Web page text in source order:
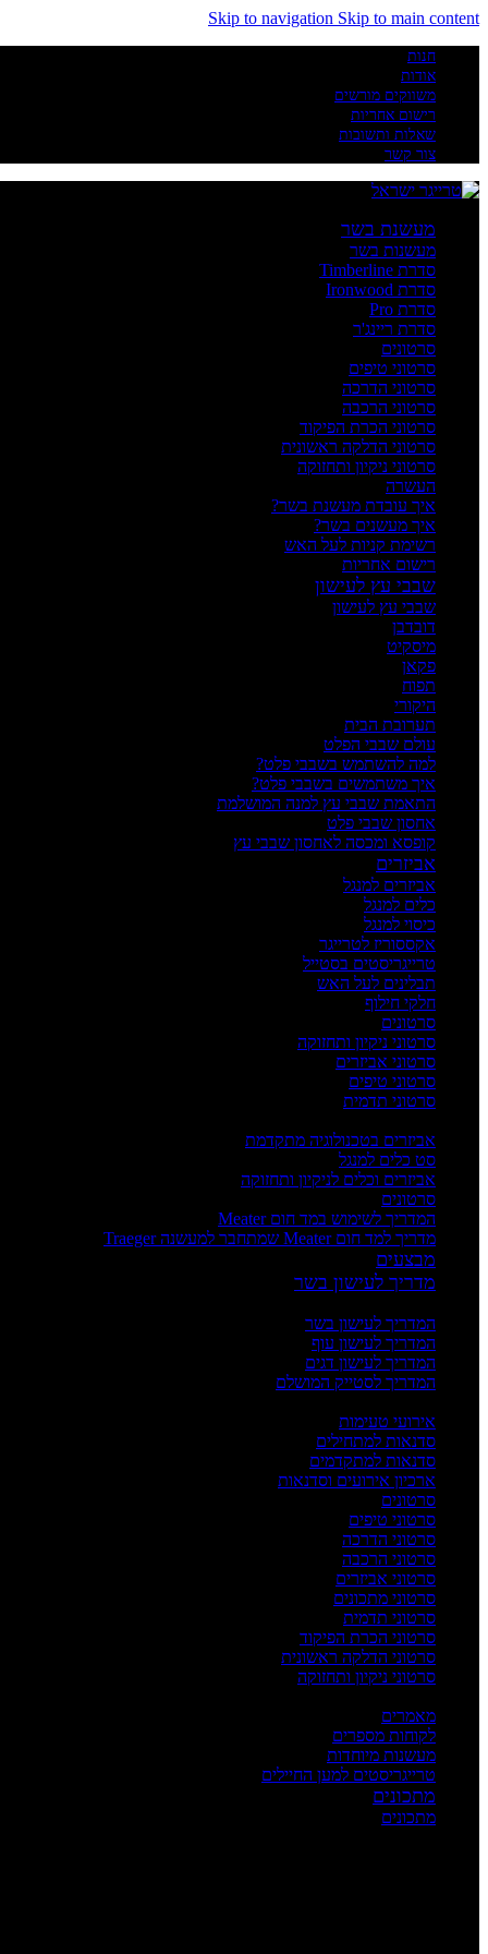
Skip to navigation Skip to main content
חנות
אודות
משווקים מורשים
רישום אחריות
שאלות ותשובות
צור קשר
מעשנת בשר
מעשנות בשר
סדרת Timberline
סדרת Ironwood
סדרת Pro
סדרת ריינג'ר
סרטונים
סרטוני טיפים
סרטוני הדרכה
סרטוני הרכבה
סרטוני הכרת הפיקוד
סרטוני הדלקה ראשונית
סרטוני ניקיון ותחזוקה
העשרה
איך עובדת מעשנת בשר?
איך מעשנים בשר?
רשימת קניות לעל האש
רישום אחריות
שבבי עץ לעישון
שבבי עץ לעישון
דובדבן
מיסקיט
פקאן
תפוח
היקורי
תערובת הבית
עולם שבבי הפלט
למה להשתמש בשבבי פלט?
איך משתמשים בשבבי פלט?
התאמת שבבי עץ למנה המושלמת
אחסון שבבי פלט
קופסא ומכסה לאחסון שבבי עץ
אביזרים
אביזרים למנגל
כלים למנגל
כיסוי למנגל
אקססוריז לטרייגר
טרייגריסטים בסטייל
תבלינים לעל האש
חלקי חילוף
סרטונים
סרטוני ניקיון ותחזוקה
סרטוני אביזרים
סרטוני טיפים
סרטוני תדמית
אביזרים בטכנולוגיה מתקדמת
סט כלים למנגל
אביזרים וכלים לניקיון ותחזוקה
סרטונים
המדריך לשימוש במד חום Meater
מדריך למד חום Meater שמתחבר למעשנה Traeger
מבצעים
מדריך לעישון בשר
המדריך לעישון בשר
המדריך לעישון עוף
המדריך לעישון דגים
המדריך לסטייק המושלם
אירועי טעימות
סדנאות למתחילים
סדנאות למתקדמים
ארכיון אירועים וסדנאות
סרטונים
סרטוני טיפים
סרטוני הדרכה
סרטוני הרכבה
סרטוני אביזרים
סרטוני מתכונים
סרטוני תדמית
סרטוני הכרת הפיקוד
סרטוני הדלקה ראשונית
סרטוני ניקיון ותחזוקה
מאמרים
לקוחות מספרים
מעשנות מיוחדות
טרייגריסטים למען החיילים
מתכונים
מתכונים